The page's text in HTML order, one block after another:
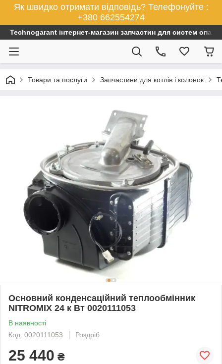
Як швидко отримати відповідь? Телефонуйте :
+380 662554274
Technogarant інтернет-магазин запчастин для систем
Товари та послуги Запчастини для котлів і колонок
Основний конденсаційний теплообмінник
NITROMIX 24 к Вт 0020111053
В наявності
Код: 0020111053
Роздріб
25 440 ₴